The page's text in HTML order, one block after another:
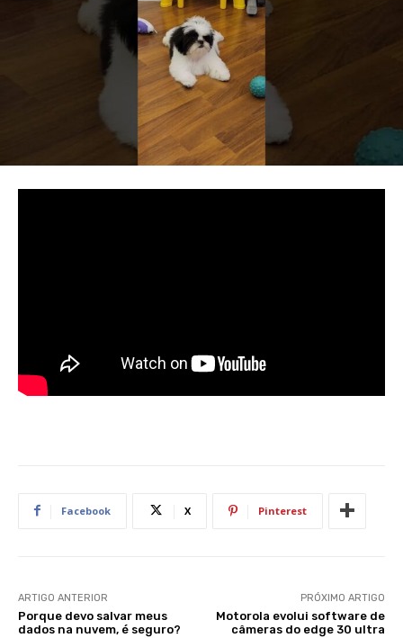
Facebook X Pinterest
ARTIGO ANTERIOR
Porque devo salvar meus
dados na nuvem, é seguro?
PRÓXIMO ARTIGO
Motorola evolui software de
câmeras do edge 30 ultra